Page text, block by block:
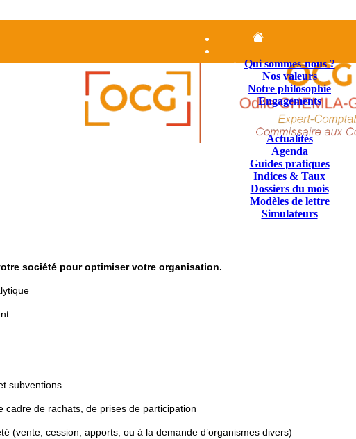
Qui sommes-nous ?
Nos valeurs
Notre philosophie
Engagements
Nos Missions
Contenus juridiques
Actualités
Agenda
Guides pratiques
Indices & Taux
Dossiers du mois
Modèles de lettre
Simulateurs
société pour optimiser votre organisation.
subventions
cadre de rachats, de prises de participation
(vente, cession, apports, ou à la demande d’organismes divers)